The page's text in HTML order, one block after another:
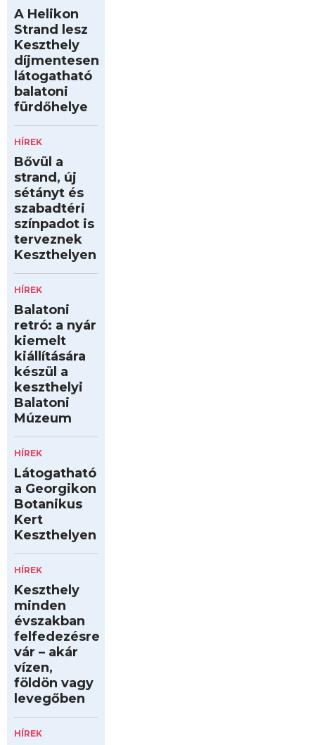
A Helikon
Strand lesz
Keszthely
díjmentesen
látogatható
balatoni
fürdőhelye
HÍREK
Bővül a
strand, új
sétányt és
szabadtéri
színpadot is
terveznek
Keszthelyen
HÍREK
Balatoni
retró: a nyár
kiemelt
kiállítására
készül a
keszthelyi
Balatoni
Múzeum
HÍREK
Látogatható
a Georgikon
Botanikus
Kert
Keszthelyen
HÍREK
Keszthely
minden
évszakban
felfedezésre
vár – akár
vízen,
földön vagy
levegőben
HÍREK